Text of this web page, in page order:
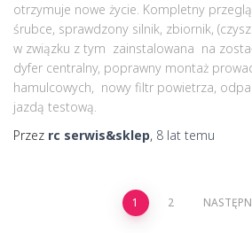
otrzymuje nowe życie. Kompletny
śrubce, sprawdzony silnik, zbiornik,
w związku z tym zainstalowana na
dyfer centralny, poprawny montaż
hamulcowych, nowy filtr powietrza,
jazdą testową.
Przez rc serwis&sklep, 8 lat temu
Stronicowanie
1 2